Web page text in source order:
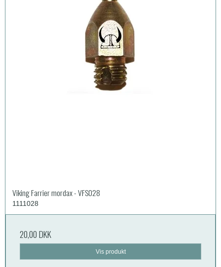
Viking Farrier mordax - VFS028
1111028
20,00 DKK
Vis produkt